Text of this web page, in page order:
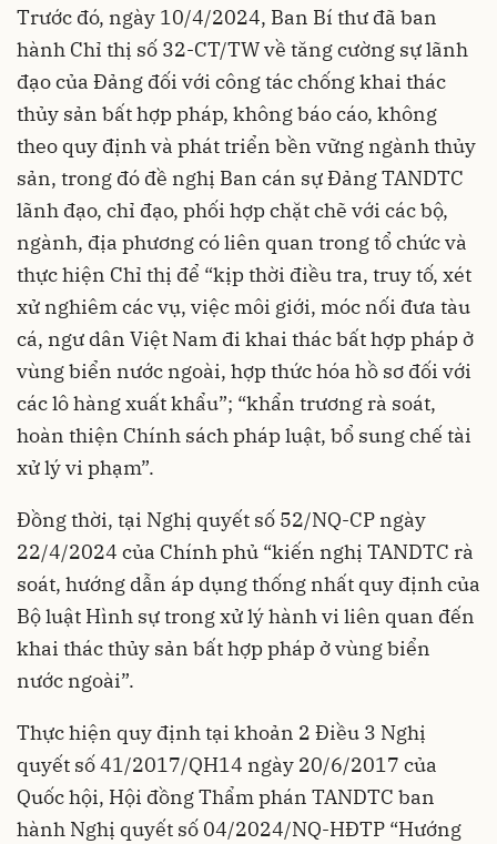
Trước đó, ngày 10/4/2024, Ban Bí thư đã ban
hành Chỉ thị số 32-CT/TW về tăng cường sự lãnh
đạo của Đảng đối với công tác chống khai thác
thủy sản bất hợp pháp, không báo cáo, không
theo quy định và phát triển bền vững ngành thủy
sản, trong đó đề nghị Ban cán sự Đảng TANDTC
lãnh đạo, chỉ đạo, phối hợp chặt chẽ với các bộ,
ngành, địa phương có liên quan trong tổ chức và
thực hiện Chỉ thị để “kịp thời điều tra, truy tố, xét
xử nghiêm các vụ, việc môi giới, móc nối đưa tàu
cá, ngư dân Việt Nam đi khai thác bất hợp pháp ở
vùng biển nước ngoài, hợp thức hóa hồ sơ đối với
các lô hàng xuất khẩu”; “khẩn trương rà soát,
hoàn thiện Chính sách pháp luật, bổ sung chế tài
xử lý vi phạm”.
Đồng thời, tại Nghị quyết số 52/NQ-CP ngày
22/4/2024 của Chính phủ “kiến nghị TANDTC rà
soát, hướng dẫn áp dụng thống nhất quy định của
Bộ luật Hình sự trong xử lý hành vi liên quan đến
khai thác thủy sản bất hợp pháp ở vùng biển
nước ngoài”.
Thực hiện quy định tại khoản 2 Điều 3 Nghị
quyết số 41/2017/QH14 ngày 20/6/2017 của
Quốc hội, Hội đồng Thẩm phán TANDTC ban
hành Nghị quyết số 04/2024/NQ-HĐTP “Hướng